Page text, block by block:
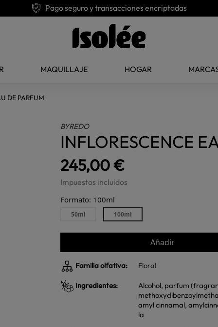
Pago seguro y transacciones encriptadas
MAQUILLAJE HOGAR
DE PARFUM
BYREDO
INFLORESCENCE
245,00 €
Impuestos incluidos
Formato: 100ml
50ml 100ml
Añadir
Familia olfativa: Floral
Ingredientes:
Alcohol, parfum
amyl cinnamal,
la